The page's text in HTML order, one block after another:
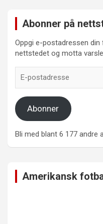
Abonner på
Oppgi e-postadressen
nettstedet og motta
postadresse
Abonner
Bli med blant 6 177 andre
Amerikansk